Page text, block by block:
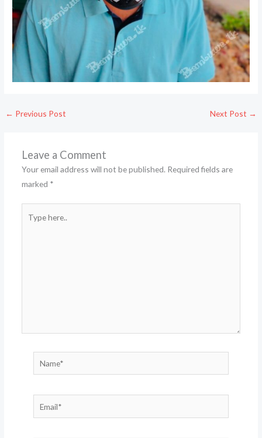
← Previous Post Next Post →
Leave a Comment
Your email address will not be published. Required fields are
marked *
here..
Name*
Email*